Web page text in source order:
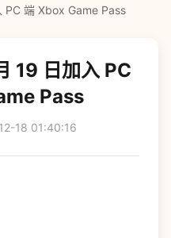
PC 端 Xbox Game Pass
19 日加入 PC
Pass
18 01:40:16